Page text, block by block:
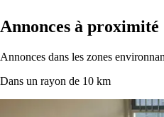
Annonces à proximité
Annonces dans les zones
Dans un rayon de 10 km